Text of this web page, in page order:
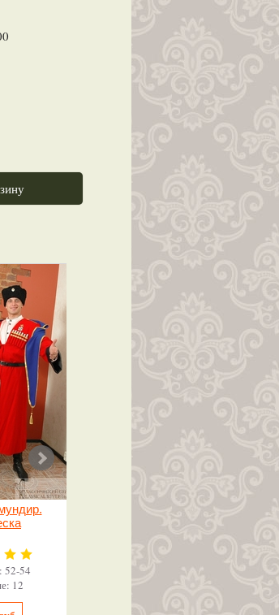
52-54
12
Военная форма
моряка
Размеры: 46-54
Наличие: 20